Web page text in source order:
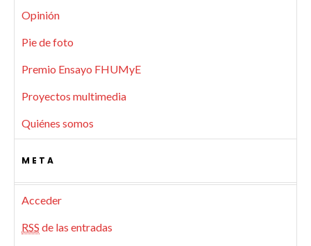
Opinión
Pie de foto
Premio Ensayo FHUMyE
Proyectos multimedia
Quiénes somos
META
Acceder
RSS de las entradas